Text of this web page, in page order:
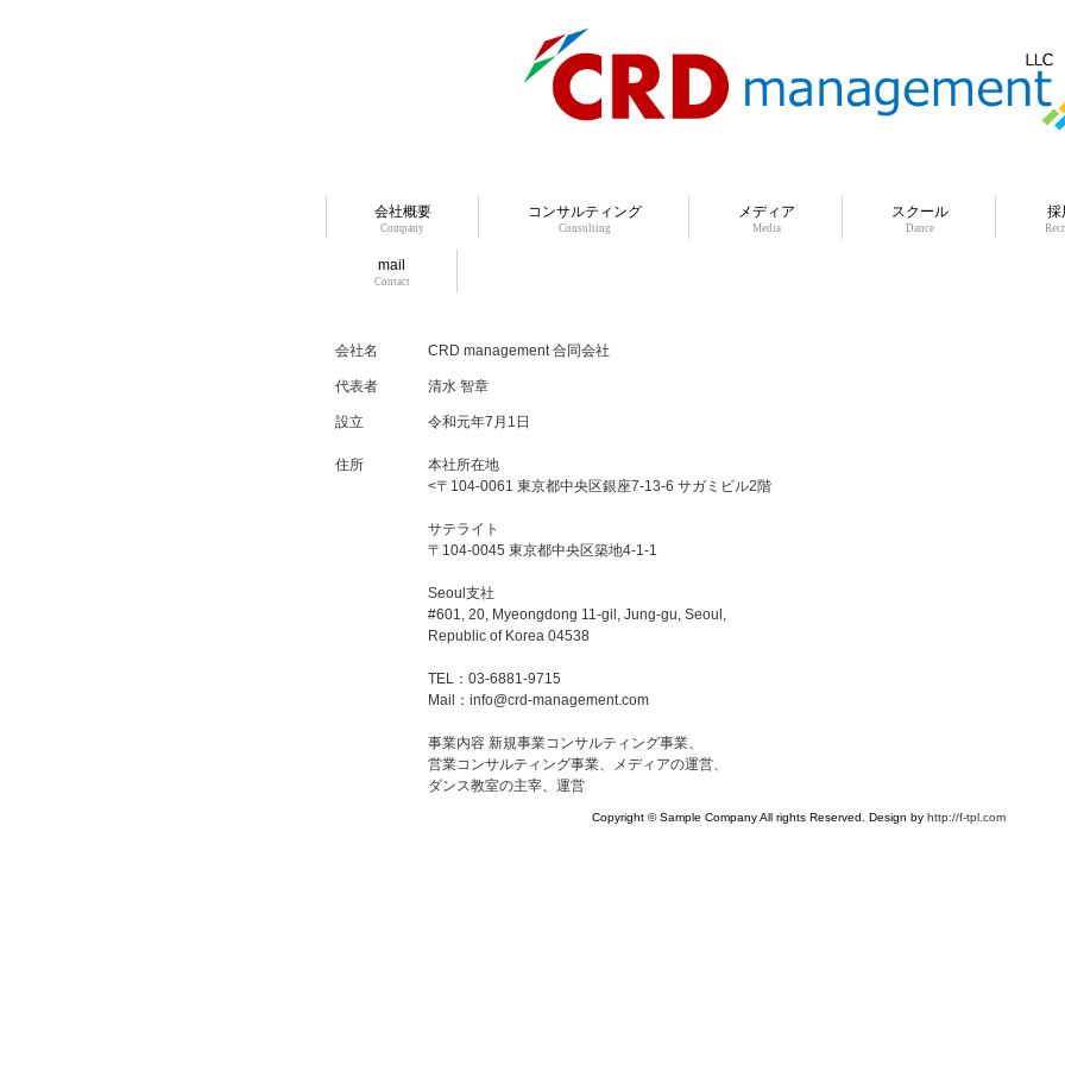
会社概要
Company
コンサルティング
Consulting
メディア
Media
スクール
Dance
採
mail
Contact
会社名 CRD management 合同会社
代表者 清水 智章
設立 令和元年7月1日
住所
本社所在地
<〒104-0061 東京都中央区銀座7-13-6 サガミビル2階
サテライト
〒104-0045 東京都中央区築地4-1-1
Seoul支社
#601, 20, Myeongdong 11-gil, Jung-gu, Seoul,
Republic of Korea 04538
TEL：03-6881-9715
Mail：info@crd-management.com
事業内容 新規事業コンサルティング事業、
営業コンサルティング事業、メディアの運営、
ダンス教室の主宰、運営
Copyright © Sample Company All rights Reserved. Design by http://f-tpl.com